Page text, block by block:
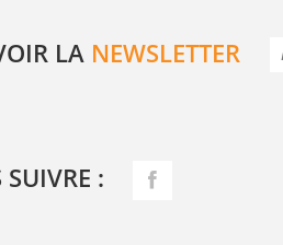
LA NEWSLETTER
SUIVRE :